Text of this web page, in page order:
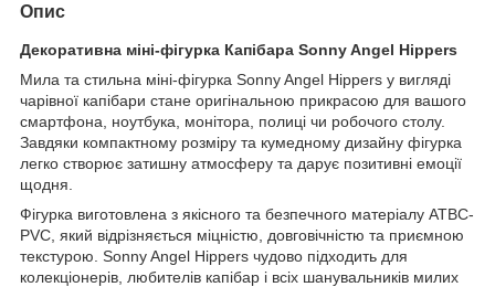
Опис
Декоративна міні-фігурка Капібара Sonny Angel Hippers
Мила та стильна міні-фігурка Sonny Angel Hippers у вигляді
чарівної капібари стане оригінальною прикрасою для вашого
смартфона, ноутбука, монітора, полиці чи робочого столу.
Завдяки компактному розміру та кумедному дизайну фігурка
легко створює затишну атмосферу та дарує позитивні емоції
щодня.
Фігурка виготовлена з якісного та безпечного матеріалу ATBC-
PVC, який відрізняється міцністю, довговічністю та приємною
текстурою. Sonny Angel Hippers чудово підходить для
колекціонерів, любителів капібар і всіх шанувальників милих